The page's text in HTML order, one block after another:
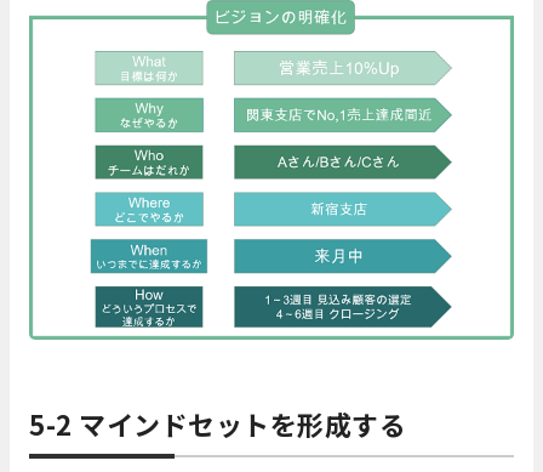
5-2 マインドセットを形成する